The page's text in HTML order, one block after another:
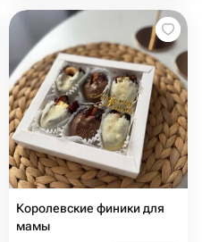
Королевские финики для
мамы